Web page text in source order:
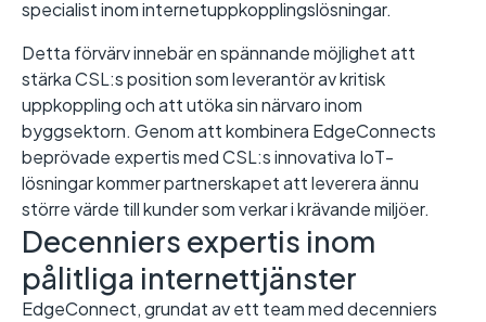
specialist inom internetuppkopplingslösningar.
Detta förvärv innebär en spännande möjlighet att
stärka CSL:s position som leverantör av kritisk
uppkoppling och att utöka sin närvaro inom
byggsektorn. Genom att kombinera EdgeConnects
beprövade expertis med CSL:s innovativa IoT-
lösningar kommer partnerskapet att leverera ännu
större värde till kunder som verkar i krävande miljöer.
Decenniers expertis inom
pålitliga internettjänster
EdgeConnect, grundat av ett team med decenniers